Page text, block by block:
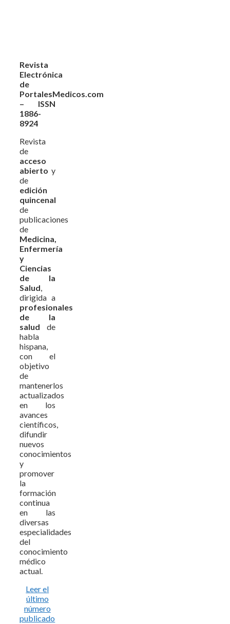
Revista
Electrónica
de
PortalesMedicos.com
– ISSN
1886-
8924
Revista
de
acceso
abierto y
de
edición
quincenal
de
publicaciones
de
Medicina,
Enfermería
y
Ciencias
de la
Salud,
dirigida a
profesionales
de la
salud de
habla
hispana,
con el
objetivo
de
mantenerlos
actualizados
en los
avances
científicos,
difundir
nuevos
conocimientos
y
promover
la
formación
continua
en las
diversas
especialidades
del
conocimiento
médico
actual.
Leer el
último
número
publicado